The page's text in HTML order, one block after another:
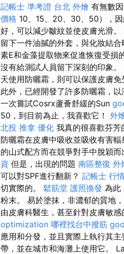
記帳士 準考證 台北 外燴 有無數
價格 10、15、20、30、50），
好，可以減少皺紋並使皮膚光滑。
留下一件油膩的外套，與化妝結合
素E和金藻提取物來促進恢復受損
沒有給測試人員留下深刻的印象。
天使用防曬霜，則可以保護皮膚
此外，已經開發了許多防曬霜，
一次嘗試Cosrx蘆薈舒緩的Sun
50，到目前為止，我喜歡它！ 外
北投 推拿 優化 我真的很喜歡芬芳
防曬霜在皮膚中吸收並吸收有害
的山式配方而在競爭對手中脫穎
資 但是，出現的問題 南區整復 外
可以對SPF進行翻新？ 記帳士 行
切實際的。 鬆筋堂 護照換發 為此
粉末。 易於塗抹，非濃郁的質地
由皮膚科醫生，甚至針對皮膚敏感
optimization 哪裡找台中撥筋
應用和分發，並且實際上執行其主
帶，並在城市和海灘上使用它。